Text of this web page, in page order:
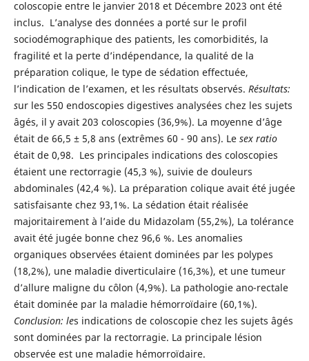
coloscopie entre le janvier 2018 et Décembre 2023 ont été
inclus. L’analyse des données a porté sur le profil
sociodémographique des patients, les comorbidités, la
fragilité et la perte d’indépendance, la qualité de la
préparation colique, le type de sédation effectuée,
l’indication de l’examen, et les résultats observés. Résultats:
sur les 550 endoscopies digestives analysées chez les sujets
âgés, il y avait 203 coloscopies (36,9%). La moyenne d’âge
était de 66,5 ± 5,8 ans (extrêmes 60 - 90 ans). Le sex ratio
était de 0,98. Les principales indications des coloscopies
étaient une rectorragie (45,3 %), suivie de douleurs
abdominales (42,4 %). La préparation colique avait été jugée
satisfaisante chez 93,1%. La sédation était réalisée
majoritairement à l’aide du Midazolam (55,2%), La tolérance
avait été jugée bonne chez 96,6 %. Les anomalies
organiques observées étaient dominées par les polypes
(18,2%), une maladie diverticulaire (16,3%), et une tumeur
d’allure maligne du côlon (4,9%). La pathologie ano-rectale
était dominée par la maladie hémorroïdaire (60,1%).
Conclusion: les indications de coloscopie chez les sujets âgés
sont dominées par la rectorragie. La principale lésion
observée est une maladie hémorroïdaire.